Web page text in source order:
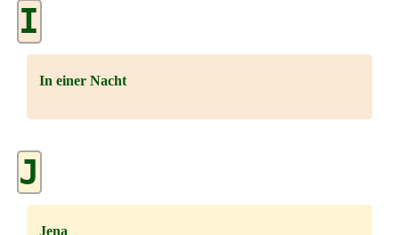
I
In einer Nacht
J
Jena